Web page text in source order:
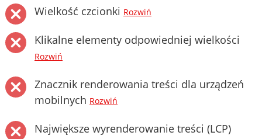
Wielkość czcionki Rozwiń
Klikalne elementy odpowiedniej wielkości
Rozwiń
Znacznik renderowania treści dla urządzeń
mobilnych Rozwiń
Największe wyrenderowanie treści (LCP)